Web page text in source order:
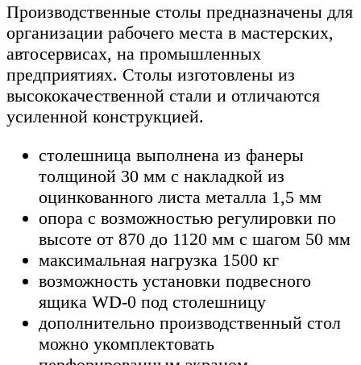
Производственные столы предназначены для
организации рабочего места в мастерских,
автосервисах, на промышленных
предприятиях. Столы изготовлены из
высококачественной стали и отличаются
усиленной конструкцией.
столешница выполнена из фанеры
толщиной 30 мм с накладкой из
оцинкованного листа металла 1,5 мм
опора с возможностью регулировки по
высоте от 870 до 1120 мм с шагом 50 мм
максимальная нагрузка 1500 кг
возможность установки подвесного
ящика WD-0 под столешницу
дополнительно производственный стол
можно укомплектовать